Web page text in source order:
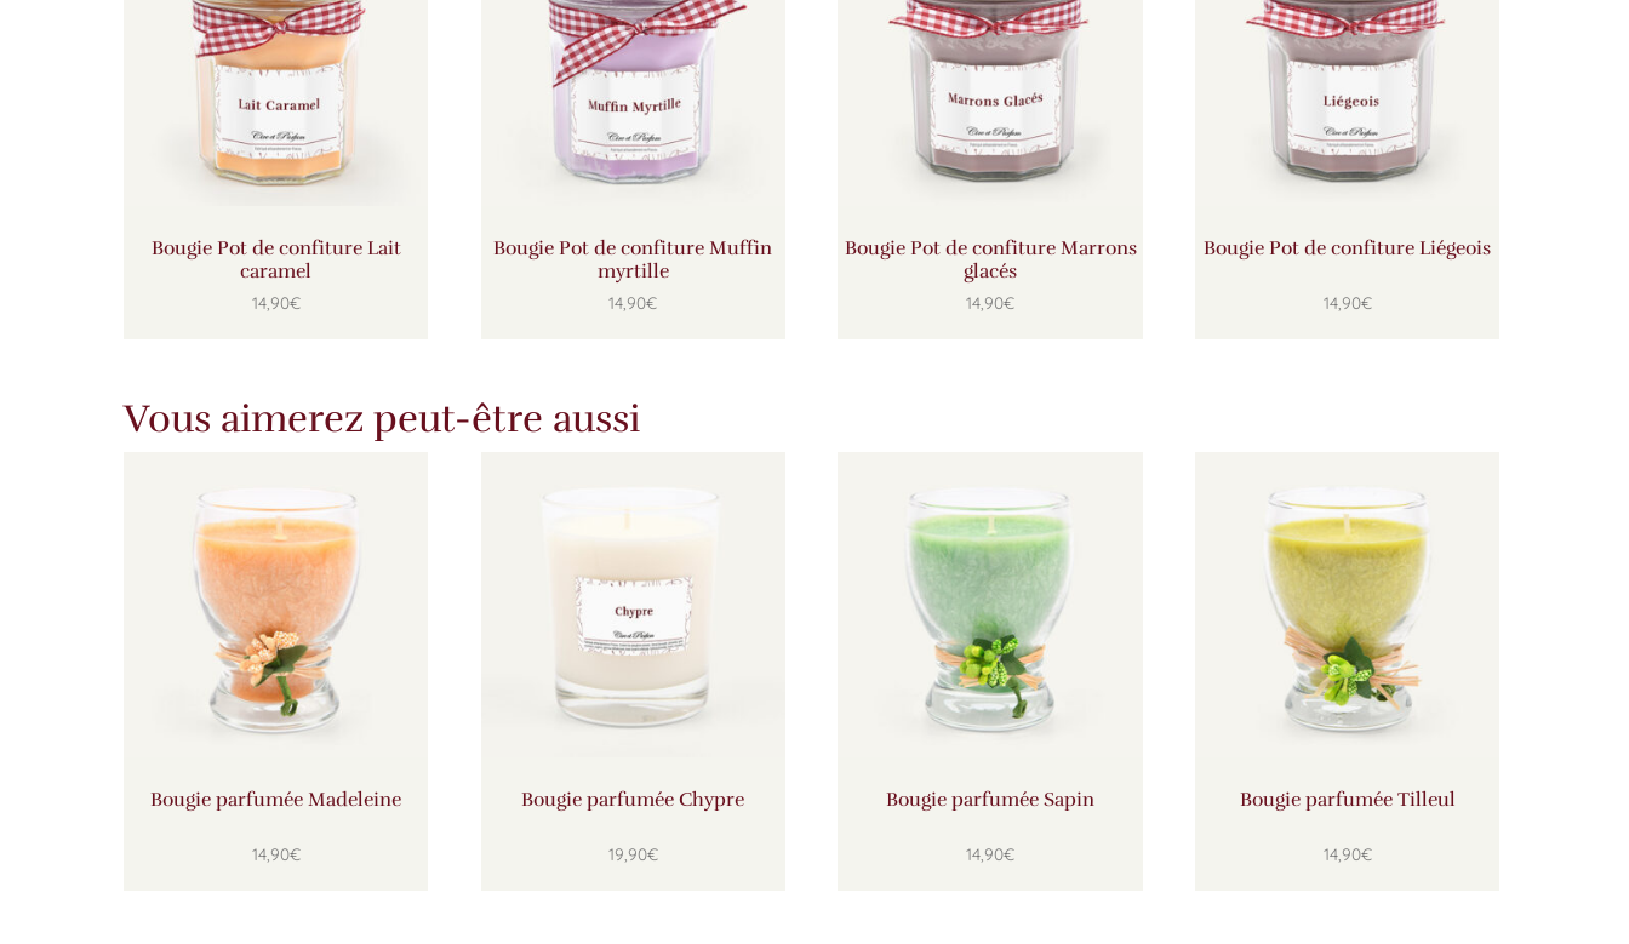
Bougie Pot de confiture Lait
caramel
14,90€
Bougie Pot de confiture Muffin
myrtille
14,90€
Bougie Pot de confiture Marrons
glacés
14,90€
Bougie Pot de confiture Liégeois
14,90€
Vous aimerez peut-être aussi
Bougie parfumée Madeleine
14,90€
Bougie parfumée Chypre
19,90€
Bougie parfumée Sapin
14,90€
Bougie parfumée Tilleul
14,90€